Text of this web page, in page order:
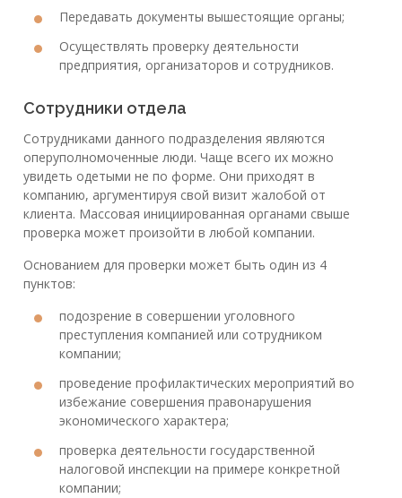
Передавать документы вышестоящие органы;
Осуществлять проверку деятельности
предприятия, организаторов и сотрудников.
Сотрудники отдела
Сотрудниками данного подразделения являются
оперуполномоченные люди. Чаще всего их можно
увидеть одетыми не по форме. Они приходят в
компанию, аргументируя свой визит жалобой от
клиента. Массовая инициированная органами свыше
проверка может произойти в любой компании.
Основанием для проверки может быть один из 4
пунктов:
подозрение в совершении уголовного
преступления компанией или сотрудником
компании;
проведение профилактических мероприятий во
избежание совершения правонарушения
экономического характера;
проверка деятельности государственной
налоговой инспекции на примере конкретной
компании;